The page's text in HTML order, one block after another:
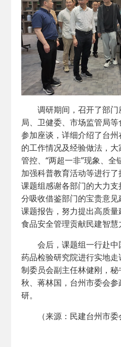
调研期间，召开了部门
局、卫健委、市场监管局
参加座谈，详细介绍了台
的工作情况及经验做法，
管控、“两超一非”现象、
加强科普教育活动等进行
课题组感谢各部门的大力
分吸收借鉴部门的宝贵意
课题报告，努力提出高质
食品安全管理贡献民建智慧
会后，课题组一行赴中
药品检验研究院进行实地
制委员会副主任林健刚，
秋、蒋林国，台州市委会
研。
（来源：民建台州市委